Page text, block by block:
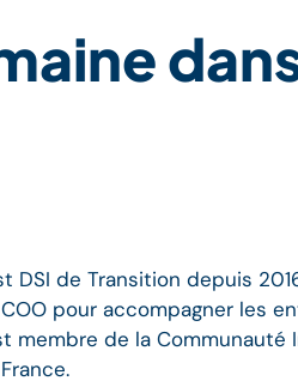
DSI de Transition depuis
pour accompagner les
membre de la